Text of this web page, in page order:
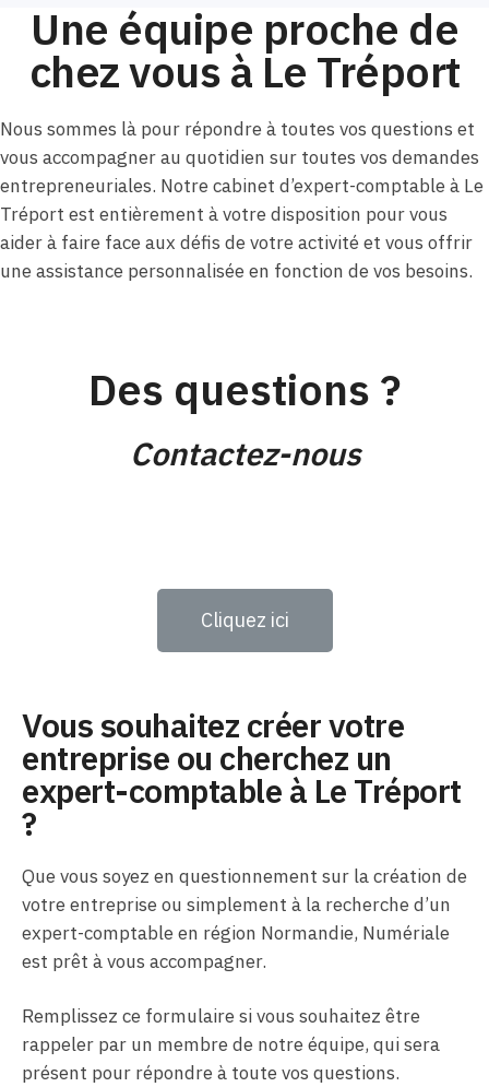
Une équipe proche de
chez vous à Le Tréport
Nous sommes là pour répondre à toutes vos questions et
vous accompagner au quotidien sur toutes vos demandes
entrepreneuriales. Notre cabinet d’expert-comptable à Le
Tréport est entièrement à votre disposition pour vous
aider à faire face aux défis de votre activité et vous offrir
une assistance personnalisée en fonction de vos besoins.
Des questions ?
Contactez-nous
Cliquez ici
Vous souhaitez créer votre
entreprise ou cherchez un
expert-comptable à Le Tréport
?
Que vous soyez en questionnement sur la création de
votre entreprise ou simplement à la recherche d’un
expert-comptable en région Normandie, Numériale
est prêt à vous accompagner.
Remplissez ce formulaire si vous souhaitez être
rappeler par un membre de notre équipe, qui sera
présent pour répondre à toute vos questions.